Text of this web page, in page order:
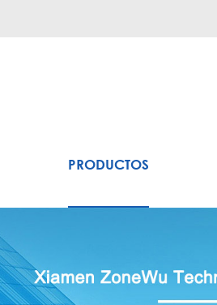
PRODUCTOS